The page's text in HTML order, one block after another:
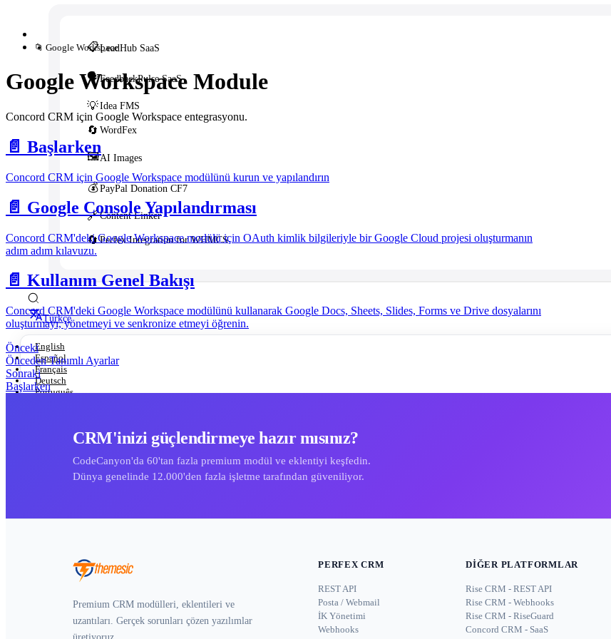
📋LeadHub SaaS
🗣️FeedbackPulse SaaS
💡Idea FMS
🔄 WordFex
🖼️AI Images
💰PayPal Donation CF7
🔗Content Linker
🔄Perfex Integration for WHMCS
Türkçe
English
Español
Français
Deutsch
Português
Tüm Ürünleri Görüntüle
📁 Google Workspace
Google Workspace Module
Concord CRM için Google Workspace entegrasyonu.
📄️ Başlarken
Concord CRM için Google Workspace modülünü kurun ve yapılandırın
📄️ Google Console Yapılandırması
Concord CRM'deki Google Workspace modülü için OAuth kimlik bilgileriyle bir Google Cloud projesi oluşturmanın
adım adım kılavuzu.
📄️ Kullanım Genel Bakışı
Concord CRM'deki Google Workspace modülünü kullanarak Google Docs, Sheets, Slides, Forms ve Drive dosyalarını
oluşturmayı, yönetmeyi ve senkronize etmeyi öğrenin.
Önceki
Önceden Tanımlı Ayarlar
Sonraki
Başlarken
CRM'inizi güçlendirmeye hazır mısınız?
CodeCanyon'da 60'tan fazla premium modül ve eklentiyi keşfedin.
Dünya genelinde 12.000'den fazla işletme tarafından güveniliyor.
Premium CRM modülleri, eklentileri ve
uzantıları. Gerçek sorunları çözen yazılımlar
PERFEX CRM
REST API
Posta / Webmail
İK Yönetimi
Webhooks
DIĞER PLATFORMLAR
Rise CRM - REST API
Rise CRM - Webhooks
Rise CRM - RiseGuard
Concord CRM - SaaS